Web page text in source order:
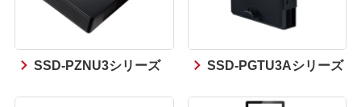
SSD-PZNU3シリーズ SSD-PGTU3Aシリーズ